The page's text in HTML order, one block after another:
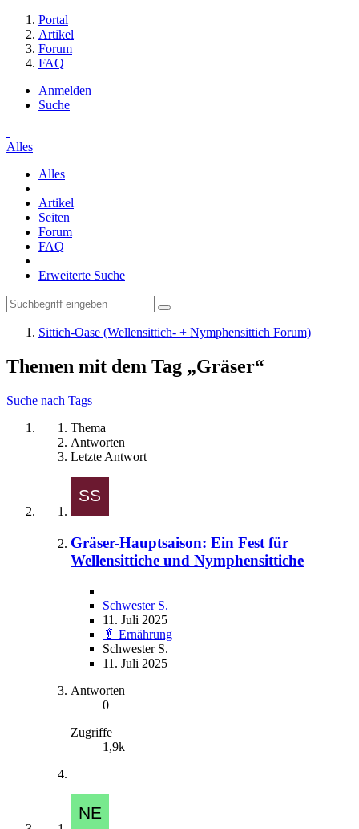
Portal
Artikel
Forum
FAQ
Anmelden
Suche
Alles
Alles
Artikel
Seiten
Forum
FAQ
Erweiterte Suche
Sittich-Oase (Wellensittich- + Nymphensittich Forum)
Themen mit dem Tag „Gräser“
Suche nach Tags
Thema
Antworten
Letzte Antwort
Gräser-Hauptsaison: Ein Fest für
Wellensittiche und Nymphensittiche
Schwester S.
11. Juli 2025
🥬 Ernährung
Schwester S.
11. Juli 2025
Antworten
0
Zugriffe
1,9k